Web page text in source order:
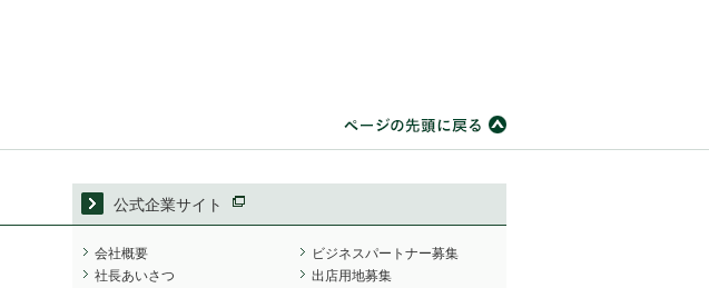
公式企業サイト
会社概要
社長あいさつ
ビジネスパートナー募集
出店用地募集